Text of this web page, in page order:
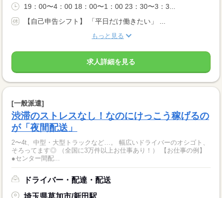
19：00〜4：00 18：00〜1：00 23：30〜3：3...
【自己申告シフト】 「平日だけ働きたい」 ...
もっと見る
求人詳細を見る
[一般派遣]
渋滞のストレスなし！なのにけっこう稼げるの
が「夜間配送」
2〜4t、中型・大型トラックなど…。 幅広いドライバーのオシゴト、
そろってます◎ （全国に3万件以上お仕事あり！） 【お仕事の例】
●センター間配...
ドライバー・配達・配送
埼玉県草加市/新田駅